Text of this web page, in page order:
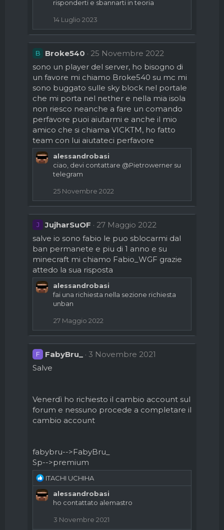
risponderti e sbannarti in teoria
14 Luglio 2023
B Broke540
25 Novembre 2022
sono un player del server, ho bisogno di
un favore mi chiamo Broke540 su mc mi
sono buggato sulle sky block nel portale
che mi porta nel nether e nella mia isola
non riesco neanche a fare un comando
perfavore puoi aiutarmi e anche il mio
amico che si chiama VICKTM, ho fatto
team con lui aiutateci perfavore
alessandrobasi
ciao, devi contattare @Pietrowerner su
telegram
25 Novembre 2022
J JujharSuOF
27 Maggio 2022
salve io sono fabio le puo sblocarmi dal
ban permanete e piu di 1 anno e su
minecraft mi chiamo Fabio_WGF grazie
attedo la sua risposta
alessandrobasi
fai una richiesta nella sezione richiesta
unban
27 Maggio 2022
F FabyBru_ 3 Novembre 2021
Salve
Venerdì ho richiesto il cambio account sul
forum e nessuno procede a completare il
cambio account
fabybru-->FabyBru_
Sp-->premium
R
e
a
ITACHI UCHIHA
alessandrobasi
ho contattato alemastro
3 Novembre 2021